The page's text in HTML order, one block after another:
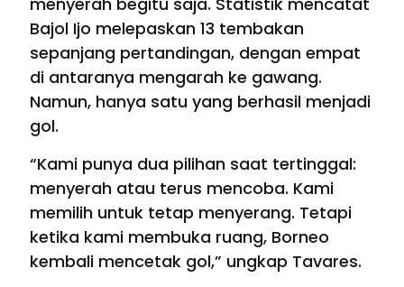
Bajol Ijo melepaskan 13 tembakan
sepanjang pertandingan, dengan empat
di antaranya mengarah ke gawang.
Namun, hanya satu yang berhasil menjadi
gol.
“Kami punya dua pilihan saat tertinggal:
menyerah atau terus mencoba. Kami
memilih untuk tetap menyerang. Tetapi
ketika kami membuka ruang, Borneo
kembali mencetak gol,” ungkap Tavares.